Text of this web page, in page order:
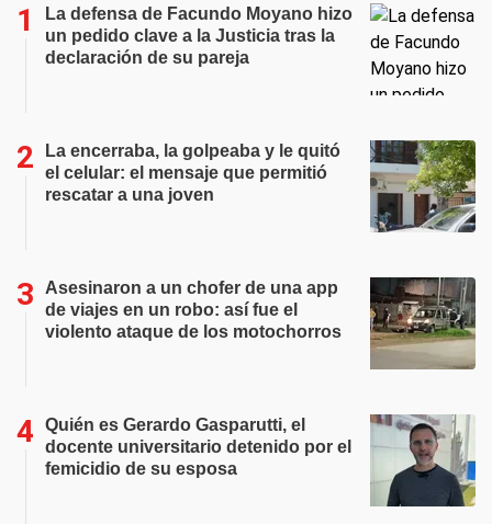
La defensa de Facundo Moyano hizo
un pedido clave a la Justicia tras la
declaración de su pareja
La encerraba, la golpeaba y le quitó
el celular: el mensaje que permitió
rescatar a una joven
Asesinaron a un chofer de una app
de viajes en un robo: así fue el
violento ataque de los motochorros
Quién es Gerardo Gasparutti, el
docente universitario detenido por el
femicidio de su esposa